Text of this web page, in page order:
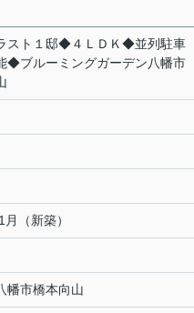
スト１邸◆４ＬＤＫ◆並列駐車
◆ブルーミングガーデン八幡市
（新築）
幡市橋本向山